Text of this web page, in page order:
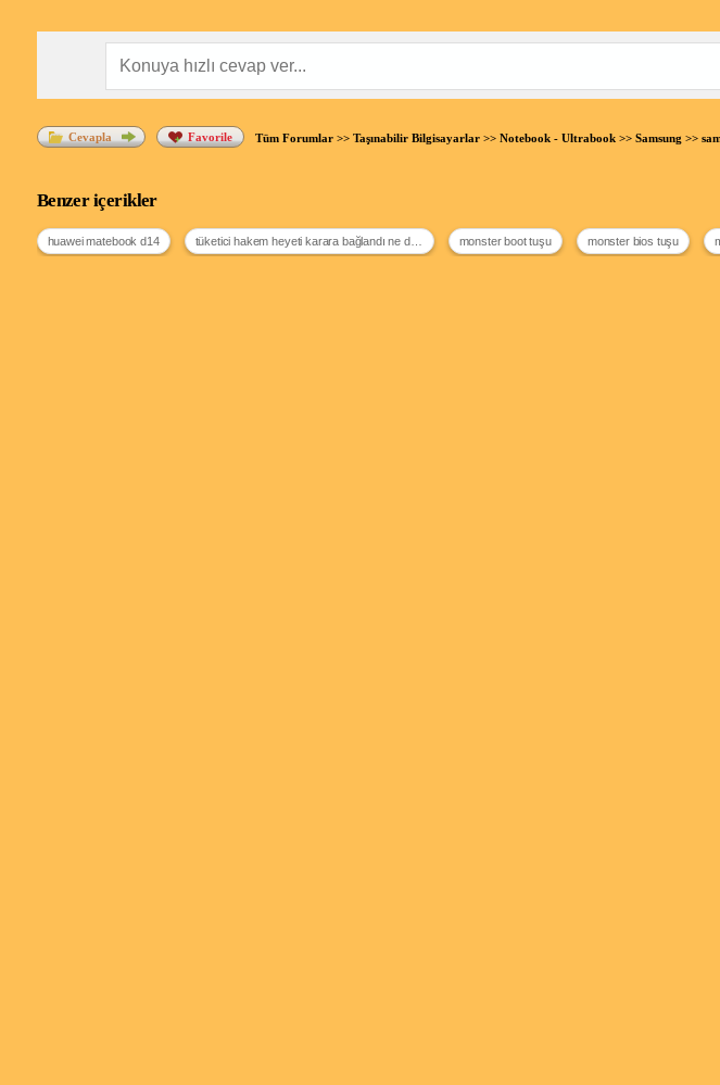
Cevapla Favorile Tüm Forumlar>> Taşınabilir Bilgisayarlar>> Notebook - Ultrabook>> Samsung >>
Benzer içerikler
huawei matebook d14 tüketici hakem heyeti karara bağlandı ne demek monster boot tuşu monster bios tuşu